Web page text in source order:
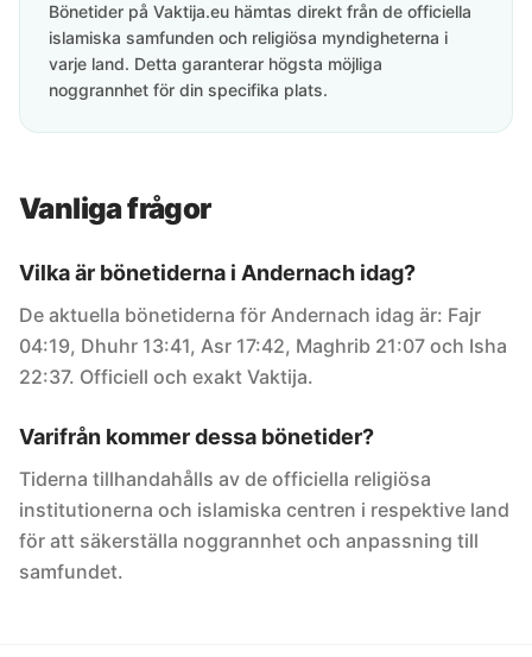
Bönetider på Vaktija.eu hämtas direkt från de officiella
islamiska samfunden och religiösa myndigheterna i
varje land. Detta garanterar högsta möjliga
noggrannhet för din specifika plats.
Vanliga frågor
Vilka är bönetiderna i Andernach idag?
De aktuella bönetiderna för Andernach idag är: Fajr
04:19, Dhuhr 13:41, Asr 17:42, Maghrib 21:07 och Isha
22:37. Officiell och exakt Vaktija.
Varifrån kommer dessa bönetider?
Tiderna tillhandahålls av de officiella religiösa
institutionerna och islamiska centren i respektive land
för att säkerställa noggrannhet och anpassning till
samfundet.